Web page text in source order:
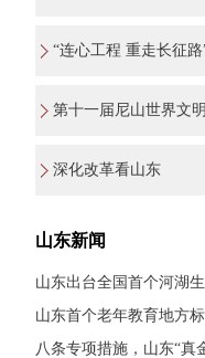
“连心工程 重走长征
第十一届尼山世界文
深化改革看山东
山东新闻
山东出台全国首个河湖
山东首个老年教育地方
八条专项措施，山东“真